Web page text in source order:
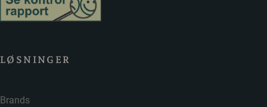
LØSNINGER
Brands